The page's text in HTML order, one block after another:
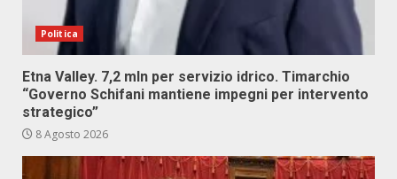
Politica
Etna Valley. 7,2 mln per servizio idrico. Timarchio
“Governo Schifani mantiene impegni per intervento
strategico”
8 Agosto 2026